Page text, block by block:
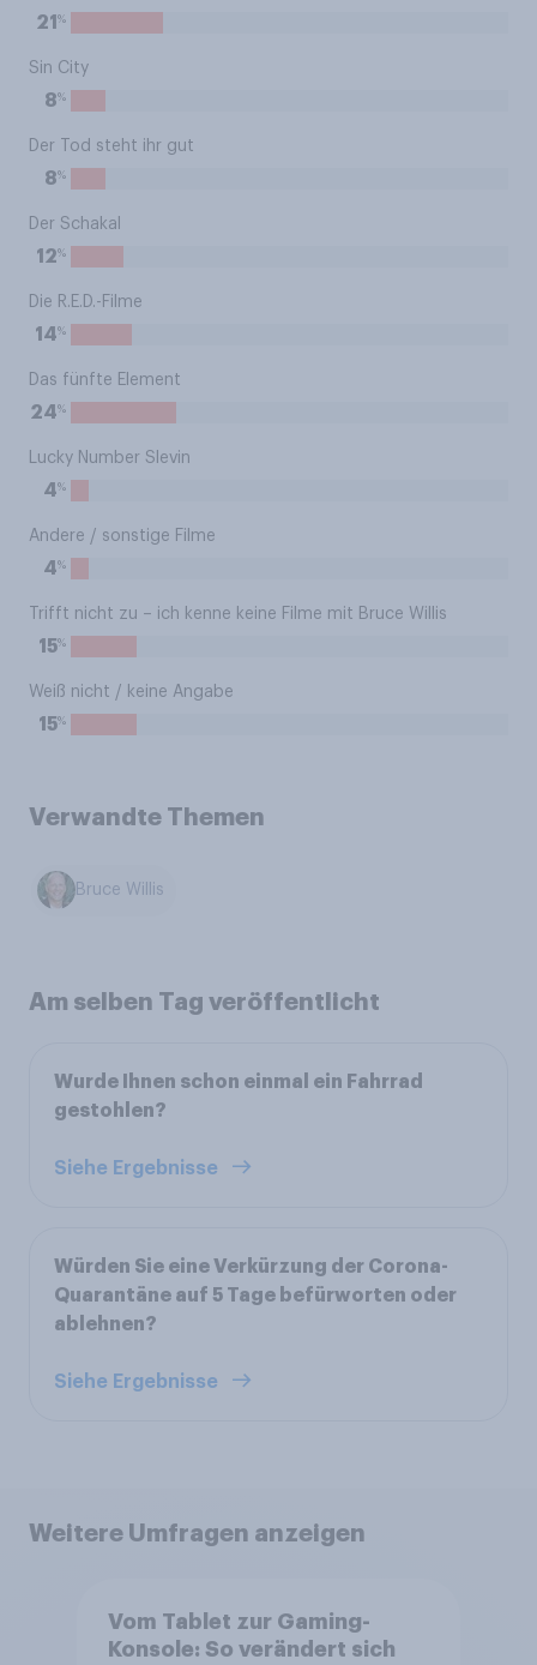
21 %
Sin City
8%
Der Tod steht ihr gut
8%
Der Schakal
12%
Die R.E.D.-Filme
14%
Das fünfte Element
24%
Lucky Number Slevin
4%
Andere / sonstige Filme
4%
Trifft nicht zu – ich kenne keine Filme mit Bruce Willis
15%
Weiß nicht / keine Angabe
15%
Verwandte Themen
Bruce Willis
Am selben Tag veröffentlicht
Wurde Ihnen schon einmal ein Fahrrad
gestohlen?
Siehe Ergebnisse
Würden Sie eine Verkürzung der Corona-
Quarantäne auf 5 Tage befürworten oder
ablehnen?
Siehe Ergebnisse
Weitere Umfragen anzeigen
Vom Tablet zur Gaming-
Konsole: So verändert sich